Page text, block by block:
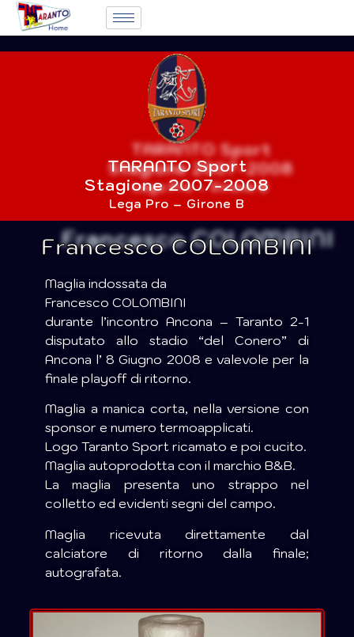
TARANTO Sport
Stagione 2007-2008
Lega Pro – Girone B
Francesco COLOMBINI
Maglia indossata da
Francesco COLOMBINI
durante l’incontro Ancona – Taranto 2-1
disputato allo stadio “del Conero” di
Ancona l’ 8 Giugno 2008 e valevole per la
finale playoff di ritorno.
Maglia a manica corta, nella versione con
sponsor e numero termoapplicati.
Logo Taranto Sport ricamato e poi cucito.
Maglia autoprodotta con il marchio B&B.
La maglia presenta uno strappo nel
colletto ed evidenti segni del campo.
Maglia ricevuta direttamente dal
calciatore di ritorno dalla finale;
autografata.